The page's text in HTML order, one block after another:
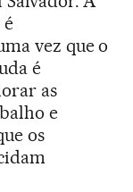
vez que o
é
as
e
os